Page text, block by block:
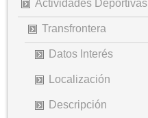
Actividades Deportivas
Transfrontera
Datos Interés
Localización
Descripción